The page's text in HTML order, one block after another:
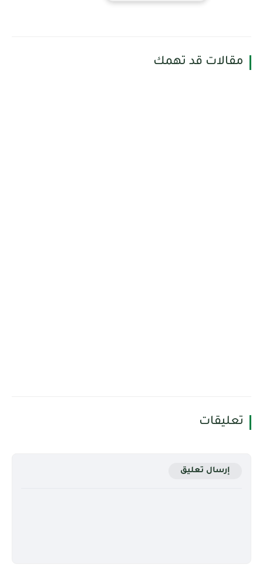
مقالات قد تهمك
تعليقات
إرسال تعليق